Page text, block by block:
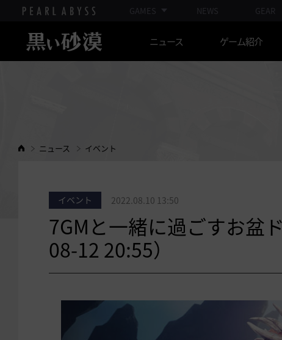
GAMES NEWS GEAR
ニュース ゲーム紹介
ニュース イベント
イベント 2022.08.10 13:50
7GMと一緒に過ごすお盆
08-12 20:55）